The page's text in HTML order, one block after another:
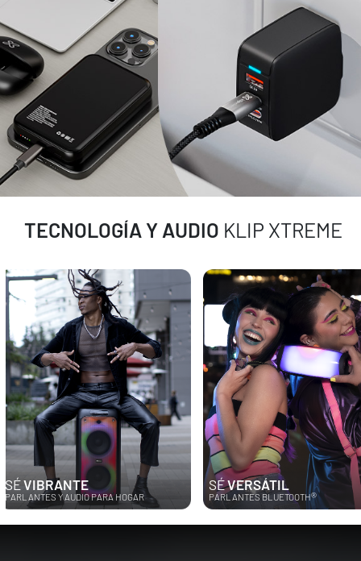
TECNOLOGÍA Y AUDIO KLIP XTREME
HOGAR
SÉ VERSÁTIL
PARLANTES BLUETOOTH ®
SÉ
BARRAS DE